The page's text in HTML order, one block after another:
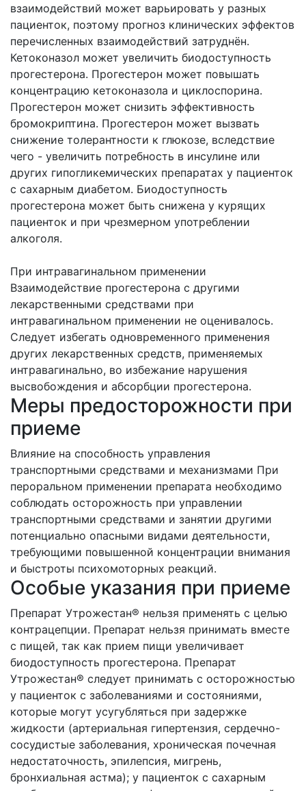
взаимодействий может варьировать у разных
пациенток, поэтому прогноз клинических эффектов
перечисленных взаимодействий затруднён.
Кетоконазол может увеличить биодоступность
прогестерона. Прогестерон может повышать
концентрацию кетоконазола и циклоспорина.
Прогестерон может снизить эффективность
бромокриптина. Прогестерон может вызвать
снижение толерантности к глюкозе, вследствие
чего - увеличить потребность в инсулине или
других гипогликемических препаратах у пациенток
с сахарным диабетом. Биодоступность
прогестерона может быть снижена у курящих
пациенток и при чрезмерном употреблении
алкоголя.
При интравагинальном применении
Взаимодействие прогестерона с другими
лекарственными средствами при
интравагинальном применении не оценивалось.
Следует избегать одновременного применения
других лекарственных средств, применяемых
интравагинально, во избежание нарушения
высвобождения и абсорбции прогестерона.
Меры предосторожности при
приеме
Влияние на способность управления
транспортными средствами и механизмами При
пероральном применении препарата необходимо
соблюдать осторожность при управлении
транспортными средствами и занятии другими
потенциально опасными видами деятельности,
требующими повышенной концентрации внимания
и быстроты психомоторных реакций.
Особые указания при приеме
Препарат Утрожестан® нельзя применять с целью
контрацепции. Препарат нельзя принимать вместе
с пищей, так как прием пищи увеличивает
биодоступность прогестерона. Препарат
Утрожестан® следует принимать с осторожностью
у пациенток с заболеваниями и состояниями,
которые могут усугубляться при задержке
жидкости (артериальная гипертензия, сердечно-
сосудистые заболевания, хроническая почечная
недостаточность, эпилепсия, мигрень,
бронхиальная астма); у пациенток с сахарным